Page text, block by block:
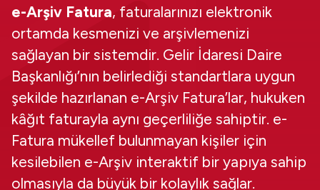
e-Arşiv Fatura, faturalarınızı elektronik
ortamda kesmenizi ve arşivlemenizi
sağlayan bir sistemdir. Gelir İdaresi Daire
Başkanlığı’nın belirlediği standartlara uygun
şekilde hazırlanan e-Arşiv Fatura’lar, hukuken
kâğıt faturayla aynı geçerliliğe sahiptir. e-
Fatura mükellef bulunmayan kişiler için
kesilebilen e-Arşiv interaktif bir yapıya sahip
olmasıyla da büyük bir kolaylık sağlar.